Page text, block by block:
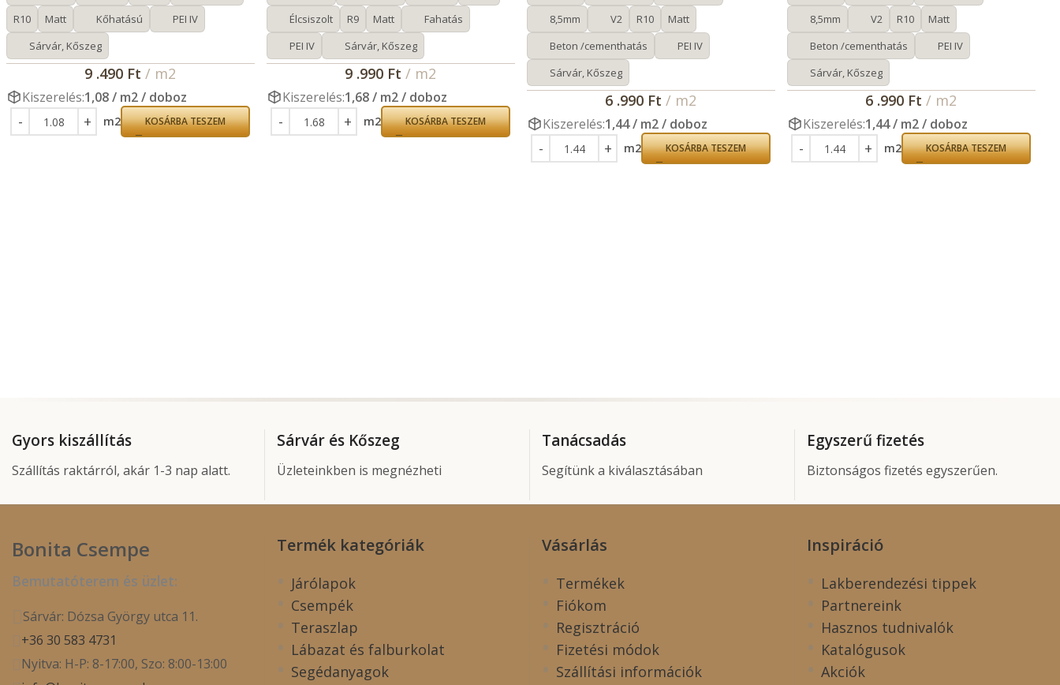
R10
Matt Kőhatású
PEI IV
Sárvár, Kőszeg
9 .490 Ft / m2
Kiszerelés:1,08 / m2 / doboz
m2 KOSÁRBA TESZEM
Élcsiszolt
R9 Matt
Fahatás
PEI IV
Sárvár, Kőszeg
9 .990 Ft / m2
Kiszerelés:1,68 / m2 / doboz
m2 KOSÁRBA TESZEM
8,5mm
V2 R10
Matt
Beton /cementhatás
PEI IV
Sárvár, Kőszeg
6 .990 Ft / m2
Kiszerelés:1,44 / m2 / doboz
m2 KOSÁRBA TESZEM
8,5mm
V2 R10
Matt
Beton /cementhatás
PEI IV
Sárvár, Kőszeg
6 .990 Ft / m2
Kiszerelés:1,44 / m2 / doboz
m2 KOSÁRBA TESZEM
Gyors kiszállítás
Szállítás raktárról, akár 1-3 nap alatt.
Sárvár és Kőszeg
Üzleteinkben is megnézheti
Tanácsadás
Segítünk a kiválasztásában
Egyszerű fizetés
Biztonságos fizetés egyszerűen.
Bonita Csempe
Bemutatóterem és üzlet:
Sárvár: Dózsa György utca 11.
+36 30 583 4731
Nyitva: H-P: 8-17:00, Szo: 8:00-13:00
Termék kategóriák
Járólapok
Csempék
Teraszlap
Lábazat és falburkolat
Segédanyagok
Vásárlás
Termékek
Fiókom
Regisztráció
Fizetési módok
Szállítási információk
Inspiráció
Lakberendezési tippek
Partnereink
Hasznos tudnivalók
Katalógusok
Akciók